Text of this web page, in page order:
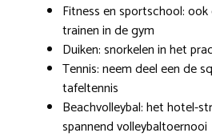
Fitness en sportschool:
trainen in de gym
Duiken: snorkelen in het
Tennis: neem deel een de
tafeltennis
Beachvolleybal: het hotel-
spannend volleybaltoernooi